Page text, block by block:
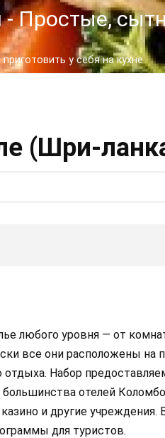
- Простые,
у себя на кухне.
(Шри-
любого уровня — от
все они расположены
Набор
большинства отелей
и другие
для туристов.